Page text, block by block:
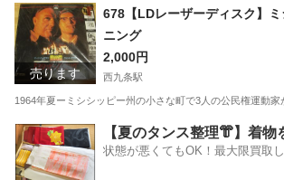
大阪 大阪市 西九条駅 その他
売ります
678【LDレーザーディスク】
ニング
2,000円
西九条駅
1964年夏ーミシシッピー州の小さな町で3人の公民権運動
大阪 大阪市 西九条駅 DVD/ブルーレイ
【夏のタンス整理👘】着物
状態が悪くてもOK！最大限買取